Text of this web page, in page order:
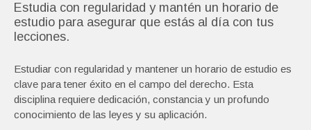
Estudia con regularidad y mantén un horario de
estudio para asegurar que estás al día con tus
lecciones.
Estudiar con regularidad y mantener un horario de estudio es
clave para tener éxito en el campo del derecho. Esta
disciplina requiere dedicación, constancia y un profundo
conocimiento de las leyes y su aplicación.